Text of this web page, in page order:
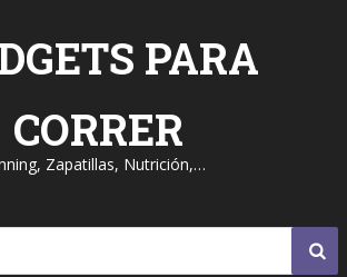
PARA
CORRER
Zapatillas, Nutrición,…